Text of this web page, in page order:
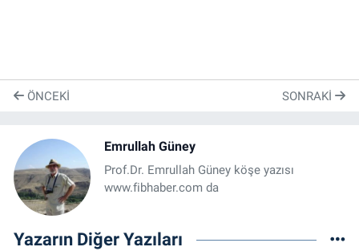
ÖNCEKI SONRAKI
Emrullah Güney
Prof.Dr. Emrullah Güney köşe yazısı
www.fibhaber.com da
Yazarın Diğer Yazıları